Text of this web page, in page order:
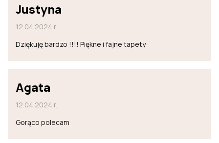
Justyna
12.04.2024 r.
Dziękuję bardzo !!!! Piękne i fajne tapety
Agata
12.04.2024 r.
Gorąco polecam